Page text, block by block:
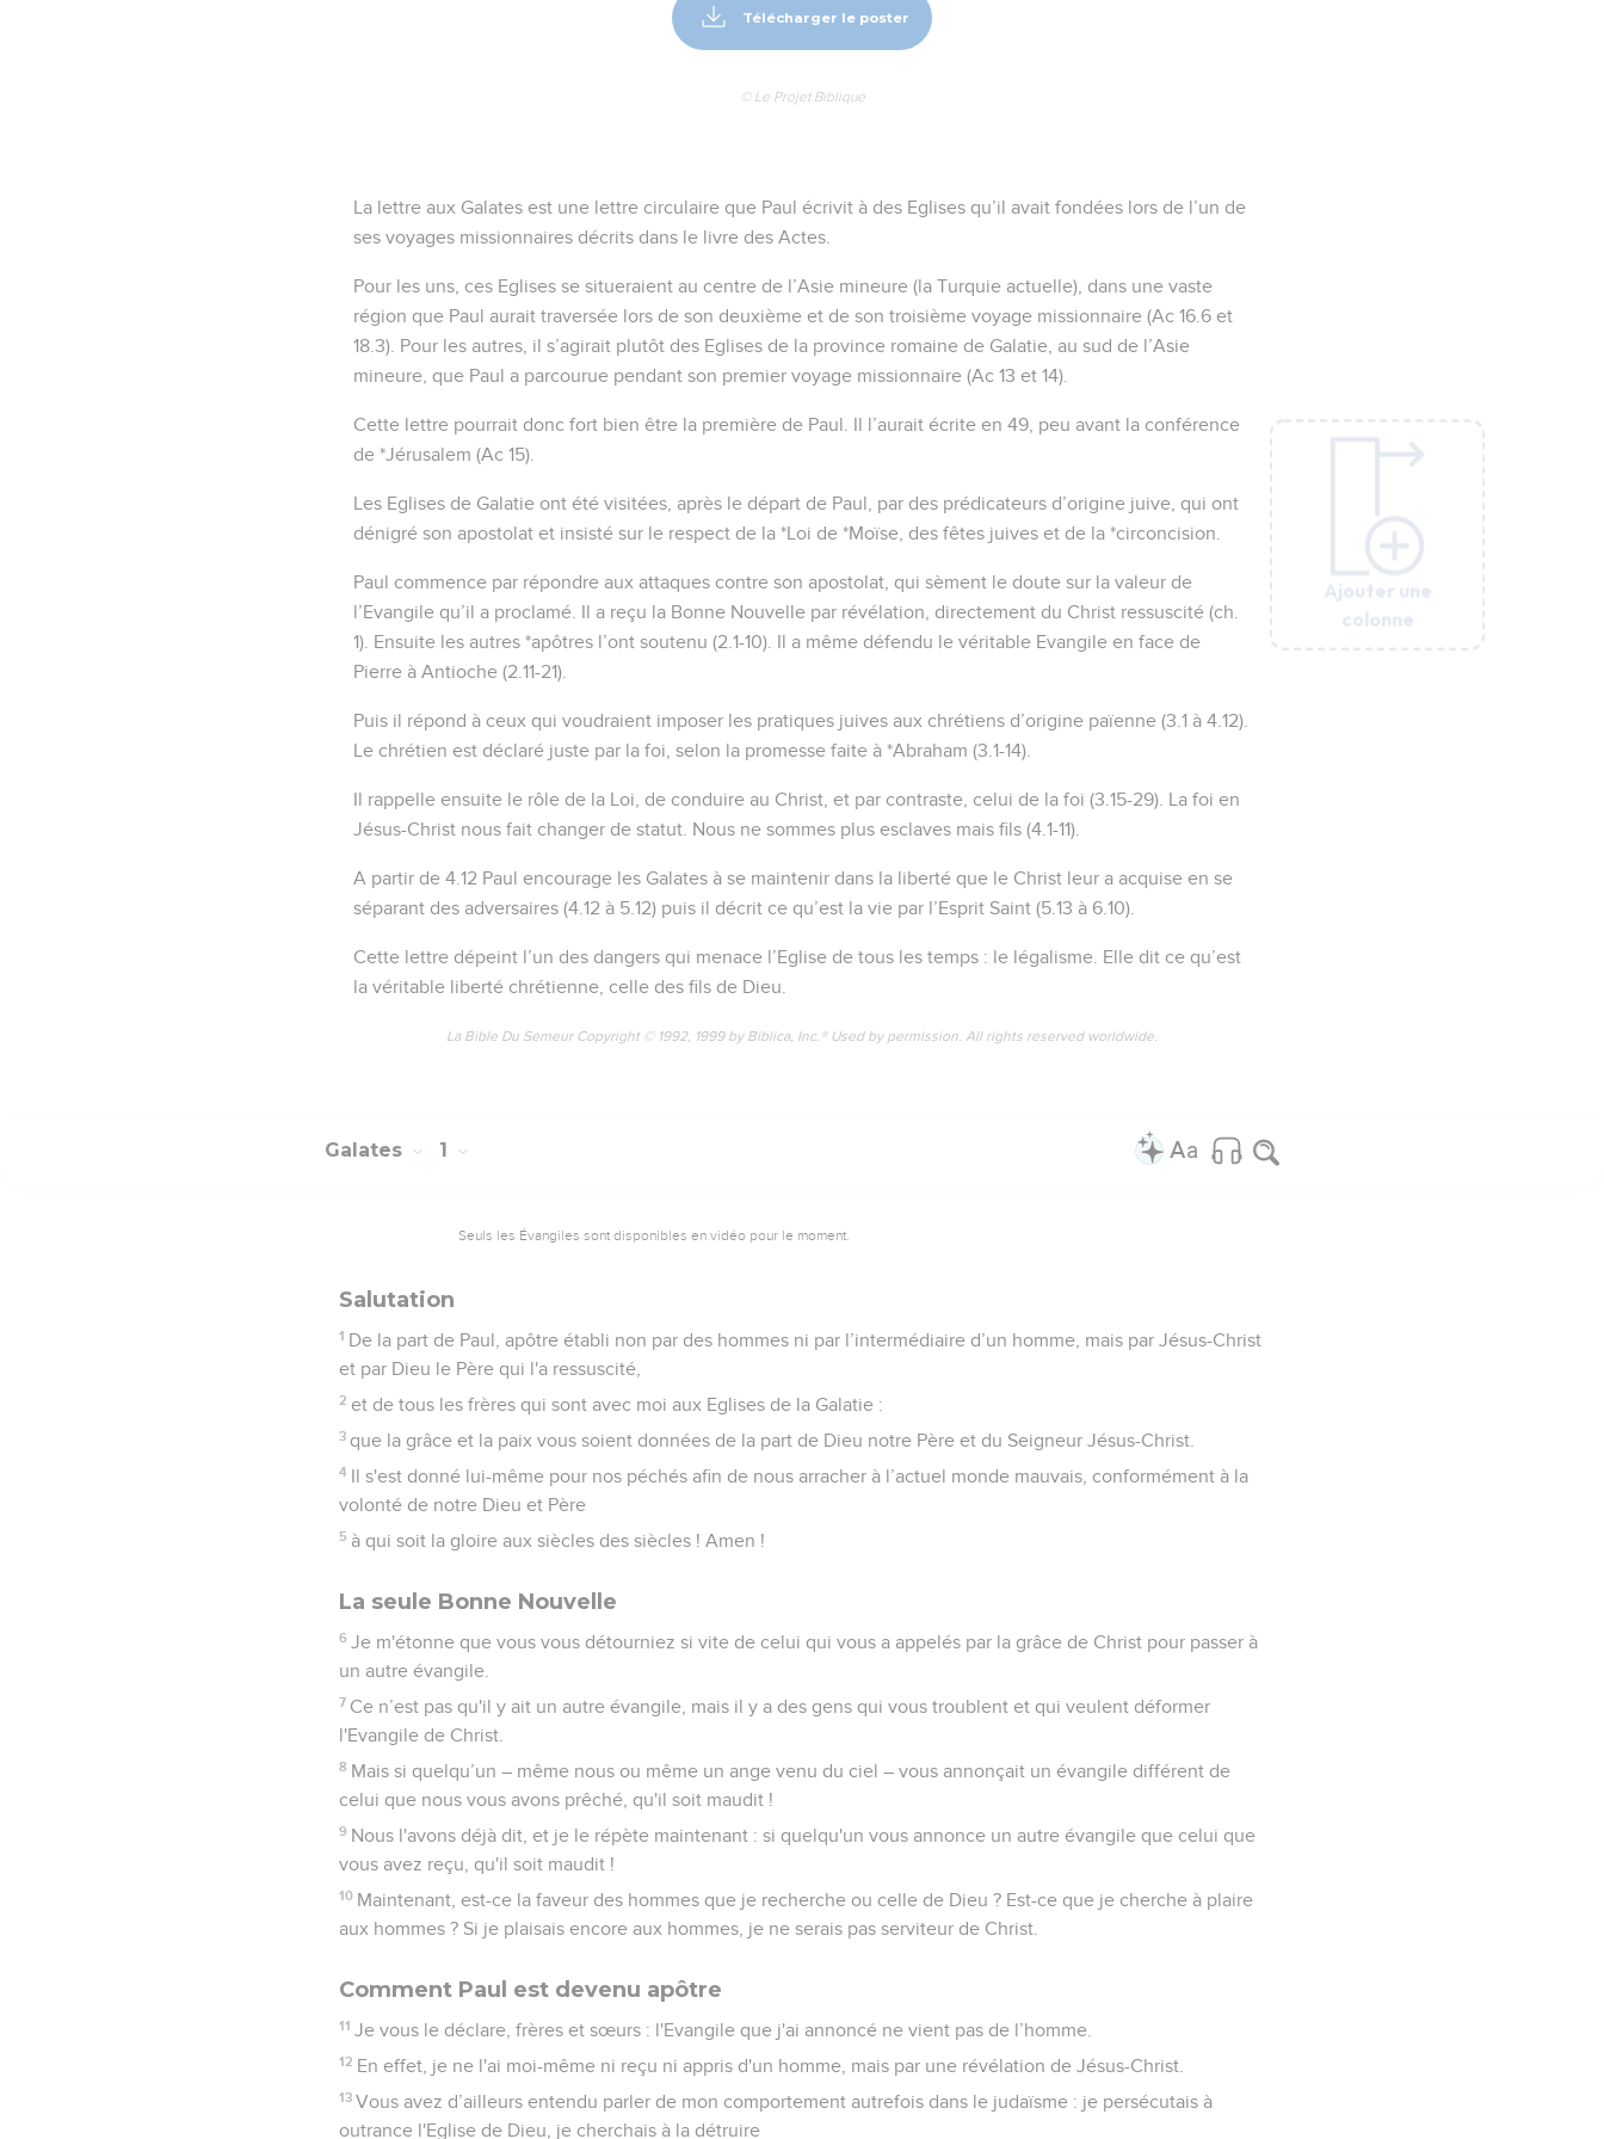
Ajouter une
colonne
Ajouter une
colonne
Télécharger le poster
© Le Projet Biblique
La lettre aux Galates est une lettre circulaire que Paul écrivit à des Eglises qu’il avait fondées lors de l’un de
ses voyages missionnaires décrits dans le livre des Actes.
Pour les uns, ces Eglises se situeraient au centre de l’Asie mineure (la Turquie actuelle), dans une vaste
région que Paul aurait traversée lors de son deuxième et de son troisième voyage missionnaire (Ac 16.6 et
18.3). Pour les autres, il s’agirait plutôt des Eglises de la province romaine de Galatie, au sud de l’Asie
mineure, que Paul a parcourue pendant son premier voyage missionnaire (Ac 13 et 14).
Cette lettre pourrait donc fort bien être la première de Paul. Il l’aurait écrite en 49, peu avant la conférence
de *Jérusalem (Ac 15).
Les Eglises de Galatie ont été visitées, après le départ de Paul, par des prédicateurs d’origine juive, qui ont
dénigré son apostolat et insisté sur le respect de la *Loi de *Moïse, des fêtes juives et de la *circoncision.
Paul commence par répondre aux attaques contre son apostolat, qui sèment le doute sur la valeur de
l’Evangile qu’il a proclamé. Il a reçu la Bonne Nouvelle par révélation, directement du Christ ressuscité (ch.
1). Ensuite les autres *apôtres l’ont soutenu (2.1-10). Il a même défendu le véritable Evangile en face de
Pierre à Antioche (2.11-21).
Puis il répond à ceux qui voudraient imposer les pratiques juives aux chrétiens d’origine païenne (3.1 à 4.12).
Le chrétien est déclaré juste par la foi, selon la promesse faite à *Abraham (3.1-14).
Il rappelle ensuite le rôle de la Loi, de conduire au Christ, et par contraste, celui de la foi (3.15-29). La foi en
Jésus-Christ nous fait changer de statut. Nous ne sommes plus esclaves mais fils (4.1-11).
A partir de 4.12 Paul encourage les Galates à se maintenir dans la liberté que le Christ leur a acquise en se
séparant des adversaires (4.12 à 5.12) puis il décrit ce qu’est la vie par l’Esprit Saint (5.13 à 6.10).
Cette lettre dépeint l’un des dangers qui menace l’Eglise de tous les temps : le légalisme. Elle dit ce qu’est
la véritable liberté chrétienne, celle des fils de Dieu.
La Bible Du Semeur Copyright © 1992, 1999 by Biblica, Inc.® Used by permission. All rights reserved worldwide.
Galates 1
Seuls les Évangiles sont disponibles en vidéo pour le moment.
Salutation
1 De la part de Paul, apôtre établi non par des hommes ni par l’intermédiaire d’un homme, mais par Jésus-Christ
et par Dieu le Père qui l'a ressuscité,
2 et de tous les frères qui sont avec moi aux Eglises de la Galatie :
3 que la grâce et la paix vous soient données de la part de Dieu notre Père et du Seigneur Jésus-Christ.
4 Il s'est donné lui-même pour nos péchés afin de nous arracher à l’actuel monde mauvais, conformément à la
volonté de notre Dieu et Père
5 à qui soit la gloire aux siècles des siècles ! Amen !
La seule Bonne Nouvelle
6 Je m'étonne que vous vous détourniez si vite de celui qui vous a appelés par la grâce de Christ pour passer à
un autre évangile.
7 Ce n’est pas qu'il y ait un autre évangile, mais il y a des gens qui vous troublent et qui veulent déformer
l'Evangile de Christ.
8 Mais si quelqu’un – même nous ou même un ange venu du ciel – vous annonçait un évangile différent de
celui que nous vous avons prêché, qu'il soit maudit !
9 Nous l'avons déjà dit, et je le répète maintenant : si quelqu'un vous annonce un autre évangile que celui que
vous avez reçu, qu'il soit maudit !
10 Maintenant, est-ce la faveur des hommes que je recherche ou celle de Dieu ? Est-ce que je cherche à plaire
aux hommes ? Si je plaisais encore aux hommes, je ne serais pas serviteur de Christ.
Comment Paul est devenu apôtre
11 Je vous le déclare, frères et sœurs : l'Evangile que j'ai annoncé ne vient pas de l’homme.
12 En effet, je ne l'ai moi-même ni reçu ni appris d'un homme, mais par une révélation de Jésus-Christ.
13 Vous avez d’ailleurs entendu parler de mon comportement autrefois dans le judaïsme : je persécutais à
outrance l'Eglise de Dieu, je cherchais à la détruire
Ajouter une
colonne
Ajouter une
colonne
Ajouter une
colonne